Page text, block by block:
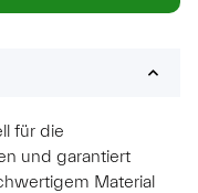
für die
und garantiert
Material